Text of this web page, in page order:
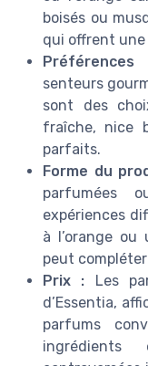
boisés ou
qui offrent
senteurs
sont des
fraîche, nice
parfaits.
Forme du
parfumées
expériences
à l’orange ou
peut
Prix : Les
d’Essentia,
parfums
ingrédients